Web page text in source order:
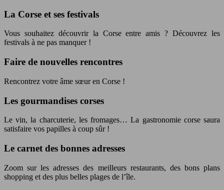
La Corse et ses festivals
Vous souhaitez découvrir la Corse entre amis ? Découvrez les
festivals à ne pas manquer !
Faire de nouvelles rencontres
Rencontrez votre âme sœur en Corse !
Les gourmandises corses
Le vin, la charcuterie, les fromages… La gastronomie corse saura
satisfaire vos papilles à coup sûr !
Le carnet des bonnes adresses
Zoom sur les adresses des meilleurs restaurants, des bons plans
shopping et des plus belles plages de l’île.